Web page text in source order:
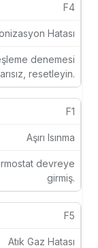
F4
Hatası
denemesi
resetleyin.
F1
Aşırı Isınma
devreye
girmiş.
F5
Atık Gaz Hatası